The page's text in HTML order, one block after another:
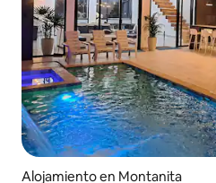
Alojamiento en Montanita